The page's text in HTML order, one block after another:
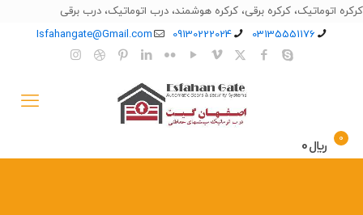
کرکره اتوماتیک، کرکره برقی، کرکره هوشمند، درب اتوماتیک، درب برقی
03135551176
09130222024
Isfahangate@Gmail.com
0 ﷼0